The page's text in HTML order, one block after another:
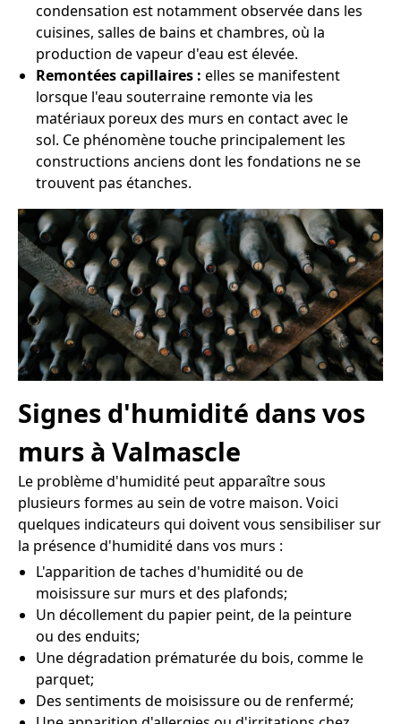
condensation est notamment observée dans les
cuisines, salles de bains et chambres, où la
production de vapeur d'eau est élevée.
Remontées capillaires : elles se manifestent
lorsque l'eau souterraine remonte via les
matériaux poreux des murs en contact avec le
sol. Ce phénomène touche principalement les
constructions anciens dont les fondations ne se
trouvent pas étanches.
Signes d'humidité dans vos
murs à Valmascle
Le problème d'humidité peut apparaître sous
plusieurs formes au sein de votre maison. Voici
quelques indicateurs qui doivent vous sensibiliser sur
la présence d'humidité dans vos murs :
L'apparition de taches d'humidité ou de
moisissure sur murs et des plafonds;
Un décollement du papier peint, de la peinture
ou des enduits;
Une dégradation prématurée du bois, comme le
parquet;
Des sentiments de moisissure ou de renfermé;